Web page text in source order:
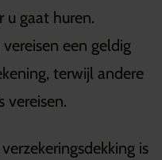
u gaat huren.
een geldig
terwijl andere
vereisen.
is